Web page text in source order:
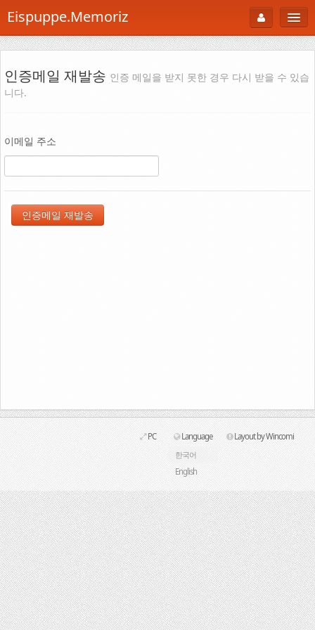
Eispuppe.Memoriz
로그인
About
AboutTori
Photo
Snaps
Portfolio
인증메일 재발송 인증 메일을 받지 못한 경우 다시 받을 수 있습
니다.
이메일 주소
PC
Language
한국어
English
Layout by Wincomi